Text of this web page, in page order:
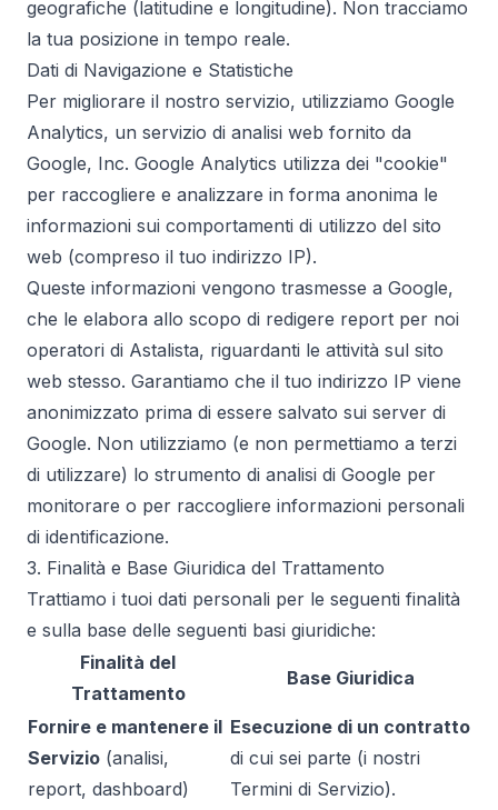
geografiche (latitudine e longitudine). Non tracciamo
la tua posizione in tempo reale.
Dati di Navigazione e Statistiche
Per migliorare il nostro servizio, utilizziamo Google
Analytics, un servizio di analisi web fornito da
Google, Inc. Google Analytics utilizza dei "cookie"
per raccogliere e analizzare in forma anonima le
informazioni sui comportamenti di utilizzo del sito
web (compreso il tuo indirizzo IP).
Queste informazioni vengono trasmesse a Google,
che le elabora allo scopo di redigere report per noi
operatori di Astalista, riguardanti le attività sul sito
web stesso. Garantiamo che il tuo indirizzo IP viene
anonimizzato prima di essere salvato sui server di
Google. Non utilizziamo (e non permettiamo a terzi
di utilizzare) lo strumento di analisi di Google per
monitorare o per raccogliere informazioni personali
di identificazione.
3. Finalità e Base Giuridica del Trattamento
Trattiamo i tuoi dati personali per le seguenti finalità
e sulla base delle seguenti basi giuridiche:
Finalità del
Trattamento
Base Giuridica
Fornire e mantenere il
Servizio (analisi,
report, dashboard)
Esecuzione di un contratto
di cui sei parte (i nostri
Termini di Servizio).